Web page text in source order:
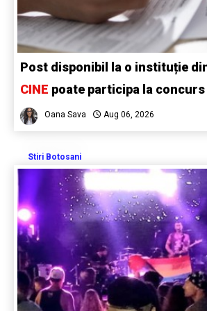
Post disponibil la o instituție
CINE poate participa la concurs
Oana Sava Aug 06, 2026
Stiri Botosani